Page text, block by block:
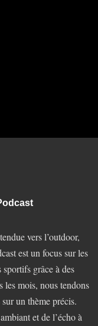
vers l’outdoor,
est un focus sur les
grâce à des
les mois, nous tendons
un thème précis.
et de l’écho à